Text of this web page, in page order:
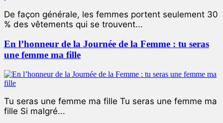
De façon générale, les femmes portent seulement 30
% des vêtements qui se trouvent...
En l’honneur de la Journée de la Femme : tu seras
une femme ma fille
Tu seras une femme ma fille Tu seras une femme ma
fille Si malgré...